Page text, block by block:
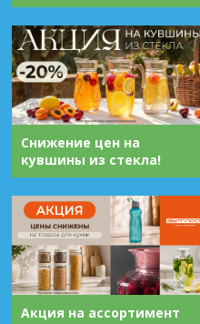
Снижение цен на
кувшины из стекла!
Акция на ассортимент